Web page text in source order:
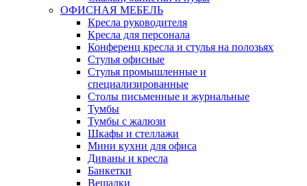
ОФИСНАЯ МЕБЕЛЬ
Кресла руководителя
Кресла для персонала
Конференц кресла и стулья на полозьях
Стулья офисные
Стулья промышленные и
специализированные
Столы письменные и журнальные
Тумбы
Тумбы с жалюзи
Шкафы и стеллажи
Мини кухни для офиса
Диваны и кресла
Банкетки
Вешалки